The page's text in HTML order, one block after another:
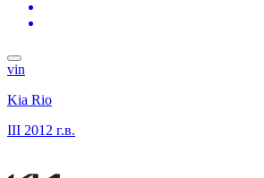
vin
Kia Rio
III 2012 г.в.